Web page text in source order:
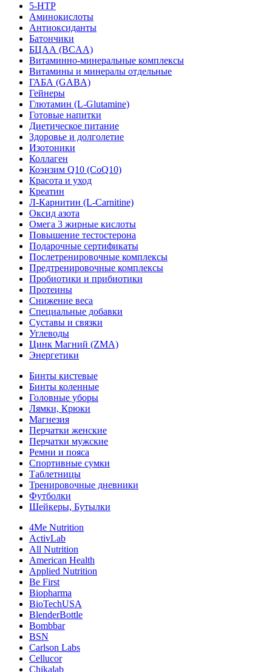
5-HTP
Аминокислоты
Антиоксиданты
Батончики
БЦАА (BCAA)
Витаминно-минеральные комплексы
Витамины и минералы отдельные
ГАБА (GABA)
Гейнеры
Глютамин (L-Glutamine)
Готовые напитки
Диетическое питание
Здоровье и долголетие
Изотоники
Коллаген
Коэнзим Q10 (CoQ10)
Красота и уход
Креатин
Л-Карнитин (L-Сarnitine)
Оксид азота
Омега 3 жирные кислоты
Повышение тестостерона
Подарочные сертификаты
Послетренировочные комплексы
Предтренировочные комплексы
Пробиотики и прибиотики
Протеины
Снижение веса
Специальные добавки
Суставы и связки
Углеводы
Цинк Магний (ZMA)
Энергетики
Бинты кистевые
Бинты коленные
Головные уборы
Лямки, Крюки
Магнезия
Перчатки женские
Перчатки мужские
Ремни и пояса
Спортивные сумки
Таблетницы
Тренировочные дневники
Футболки
Шейкеры, Бутылки
4Me Nutrition
ActivLab
All Nutrition
American Health
Applied Nutrition
Be First
Biopharma
BioTechUSA
BlenderBottle
Bombbar
BSN
Carlson Labs
Cellucor
Chikalab